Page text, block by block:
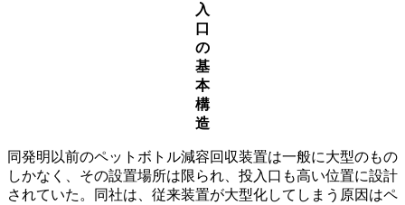
入
口
の
基
本
構
造
同発明以前のペットボトル減容回収装置は一般に大型のもの
しかなく、その設置場所は限られ、投入口も高い位置に設計
されていた。同社は、従来装置が大型化してしまう原因はペ